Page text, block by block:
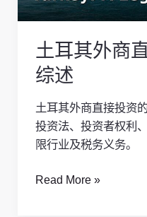
土耳其外商
综述
土耳其外商直接投资
投资法、投资者权利
限行业及税务义务。
投
法
律
综
述
Read More »